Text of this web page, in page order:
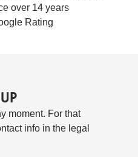
over 14 years
Rating
moment. For that
info in the legal